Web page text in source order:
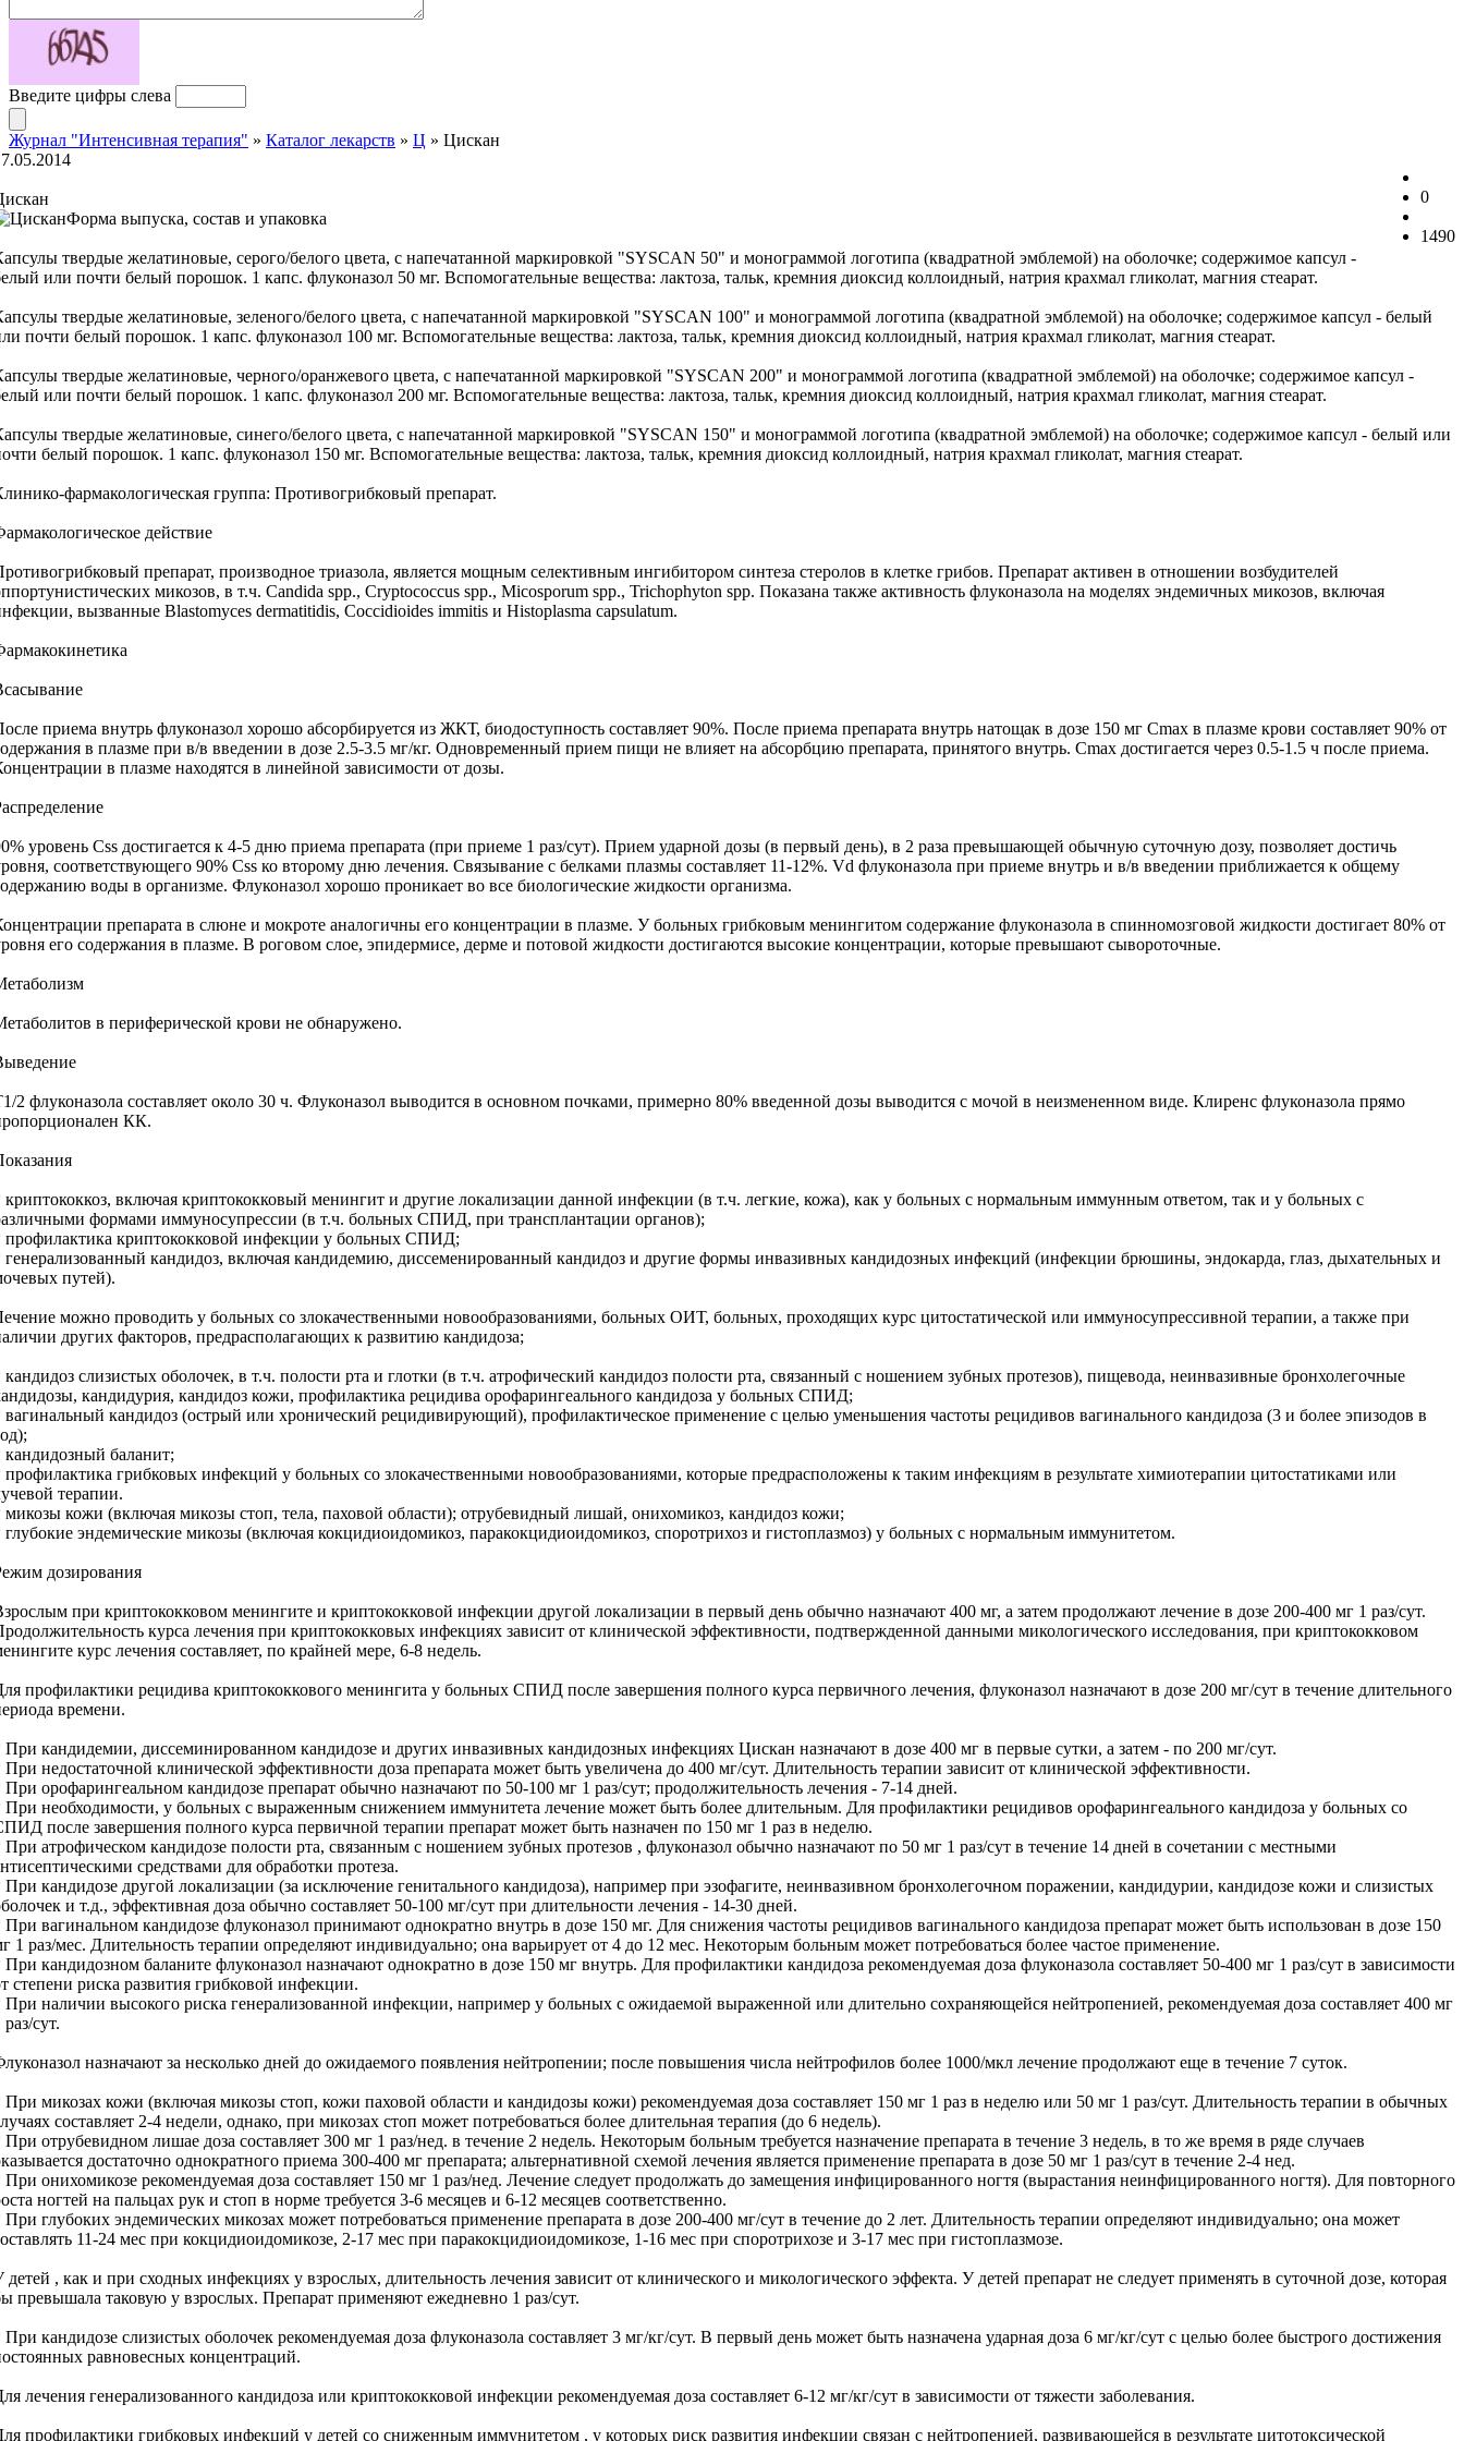
Введите цифры слева
Журнал "Интенсивная терапия" » Каталог лекарств » Ц » Цискан
0
1490
Форма выпуска, состав и упаковка
твердые желатиновые, серого/белого цвета, с напечатанной маркировкой "SYSCAN 50" и монограммой логотипа (квадратной эмблемой) на оболочке; содержимое капсул -
или почти белый порошок. 1 капс. флуконазол 50 мг. Вспомогательные вещества: лактоза, тальк, кремния диоксид коллоидный, натрия крахмал гликолат, магния стеарат.
твердые желатиновые, зеленого/белого цвета, с напечатанной маркировкой "SYSCAN 100" и монограммой логотипа (квадратной эмблемой) на оболочке; содержимое капсул - белый
почти белый порошок. 1 капс. флуконазол 100 мг. Вспомогательные вещества: лактоза, тальк, кремния диоксид коллоидный, натрия крахмал гликолат, магния стеарат.
твердые желатиновые, черного/оранжевого цвета, с напечатанной маркировкой "SYSCAN 200" и монограммой логотипа (квадратной эмблемой) на оболочке; содержимое капсул -
или почти белый порошок. 1 капс. флуконазол 200 мг. Вспомогательные вещества: лактоза, тальк, кремния диоксид коллоидный, натрия крахмал гликолат, магния стеарат.
твердые желатиновые, синего/белого цвета, с напечатанной маркировкой "SYSCAN 150" и монограммой логотипа (квадратной эмблемой) на оболочке; содержимое капсул - белый или
белый порошок. 1 капс. флуконазол 150 мг. Вспомогательные вещества: лактоза, тальк, кремния диоксид коллоидный, натрия крахмал гликолат, магния стеарат.
фармакологическая группа: Противогрибковый препарат.
действие
препарат, производное триазола, является мощным селективным ингибитором синтеза стеролов в клетке грибов. Препарат активен в отношении возбудителей
микозов, в т.ч. Candida spp., Cryptococcus spp., Micosporum spp., Trichophyton spp. Показана также активность флуконазола на моделях эндемичных микозов, включая
вызванные Blastomyces dermatitidis, Coccidioides immitis и Histoplasma capsulatum.
приема внутрь флуконазол хорошо абсорбируется из ЖКТ, биодоступность составляет 90%. После приема препарата внутрь натощак в дозе 150 мг Cmax в плазме крови составляет 90% от
в плазме при в/в введении в дозе 2.5-3.5 мг/кг. Одновременный прием пищи не влияет на абсорбцию препарата, принятого внутрь. Cmax достигается через 0.5-1.5 ч после приема.
в плазме находятся в линейной зависимости от дозы.
уровень Css достигается к 4-5 дню приема препарата (при приеме 1 раз/сут). Прием ударной дозы (в первый день), в 2 раза превышающей обычную суточную дозу, позволяет достичь
соответствующего 90% Css ко второму дню лечения. Связывание с белками плазмы составляет 11-12%. Vd флуконазола при приеме внутрь и в/в введении приближается к общему
воды в организме. Флуконазол хорошо проникает во все биологические жидкости организма.
препарата в слюне и мокроте аналогичны его концентрации в плазме. У больных грибковым менингитом содержание флуконазола в спинномозговой жидкости достигает 80% от
его содержания в плазме. В роговом слое, эпидермисе, дерме и потовой жидкости достигаются высокие концентрации, которые превышают сывороточные.
в периферической крови не обнаружено.
2 флуконазола составляет около 30 ч. Флуконазол выводится в основном почками, примерно 80% введенной дозы выводится с мочой в неизмененном виде. Клиренс флуконазола прямо
КК.
криптококкоз, включая криптококковый менингит и другие локализации данной инфекции (в т.ч. легкие, кожа), как у больных с нормальным иммунным ответом, так и у больных с
формами иммуносупрессии (в т.ч. больных СПИД, при трансплантации органов);
профилактика криптококковой инфекции у больных СПИД;
генерализованный кандидоз, включая кандидемию, диссеменированный кандидоз и другие формы инвазивных кандидозных инфекций (инфекции брюшины, эндокарда, глаз, дыхательных и
путей).
можно проводить у больных со злокачественными новообразованиями, больных ОИТ, больных, проходящих курс цитостатической или иммуносупрессивной терапии, а также при
других факторов, предрасполагающих к развитию кандидоза;
слизистых оболочек, в т.ч. полости рта и глотки (в т.ч. атрофический кандидоз полости рта, связанный с ношением зубных протезов), пищевода, неинвазивные бронхолегочные
кандидурия, кандидоз кожи, профилактика рецидива орофарингеального кандидоза у больных СПИД;
вагинальный кандидоз (острый или хронический рецидивирующий), профилактическое применение с целью уменьшения частоты рецидивов вагинального кандидоза (3 и более эпизодов в
кандидозный баланит;
профилактика грибковых инфекций у больных со злокачественными новообразованиями, которые предрасположены к таким инфекциям в результате химиотерапии цитостатиками или
терапии.
микозы кожи (включая микозы стоп, тела, паховой области); отрубевидный лишай, онихомикоз, кандидоз кожи;
глубокие эндемические микозы (включая кокцидиоидомикоз, паракокцидиоидомикоз, споротрихоз и гистоплазмоз) у больных с нормальным иммунитетом.
дозирования
при криптококковом менингите и криптококковой инфекции другой локализации в первый день обычно назначают 400 мг, а затем продолжают лечение в дозе 200-400 мг 1 раз/сут.
курса лечения при криптококковых инфекциях зависит от клинической эффективности, подтвержденной данными микологического исследования, при криптококковом
курс лечения составляет, по крайней мере, 6-8 недель.
профилактики рецидива криптококкового менингита у больных СПИД после завершения полного курса первичного лечения, флуконазол назначают в дозе 200 мг/сут в течение длительного
времени.
При кандидемии, диссеминированном кандидозе и других инвазивных кандидозных инфекциях Цискан назначают в дозе 400 мг в первые сутки, а затем - по 200 мг/сут.
недостаточной клинической эффективности доза препарата может быть увеличена до 400 мг/сут. Длительность терапии зависит от клинической эффективности.
При орофарингеальном кандидозе препарат обычно назначают по 50-100 мг 1 раз/сут; продолжительность лечения - 7-14 дней.
При необходимости, у больных с выраженным снижением иммунитета лечение может быть более длительным. Для профилактики рецидивов орофарингеального кандидоза у больных со
после завершения полного курса первичной терапии препарат может быть назначен по 150 мг 1 раз в неделю.
При атрофическом кандидозе полости рта, связанным с ношением зубных протезов , флуконазол обычно назначают по 50 мг 1 раз/сут в течение 14 дней в сочетании с местными
средствами для обработки протеза.
При кандидозе другой локализации (за исключение генитального кандидоза), например при эзофагите, неинвазивном бронхолегочном поражении, кандидурии, кандидозе кожи и слизистых
и т.д., эффективная доза обычно составляет 50-100 мг/сут при длительности лечения - 14-30 дней.
При вагинальном кандидозе флуконазол принимают однократно внутрь в дозе 150 мг. Для снижения частоты рецидивов вагинального кандидоза препарат может быть использован в дозе 150
1 раз/мес. Длительность терапии определяют индивидуально; она варьирует от 4 до 12 мес. Некоторым больным может потребоваться более частое применение.
кандидозном баланите флуконазол назначают однократно в дозе 150 мг внутрь. Для профилактики кандидоза рекомендуемая доза флуконазола составляет 50-400 мг 1 раз/сут в зависимости
степени риска развития грибковой инфекции.
При наличии высокого риска генерализованной инфекции, например у больных с ожидаемой выраженной или длительно сохраняющейся нейтропенией, рекомендуемая доза составляет 400 мг
раз/сут.
назначают за несколько дней до ожидаемого появления нейтропении; после повышения числа нейтрофилов более 1000/мкл лечение продолжают еще в течение 7 суток.
При микозах кожи (включая микозы стоп, кожи паховой области и кандидозы кожи) рекомендуемая доза составляет 150 мг 1 раз в неделю или 50 мг 1 раз/сут. Длительность терапии в обычных
составляет 2-4 недели, однако, при микозах стоп может потребоваться более длительная терапия (до 6 недель).
отрубевидном лишае доза составляет 300 мг 1 раз/нед. в течение 2 недель. Некоторым больным требуется назначение препарата в течение 3 недель, в то же время в ряде случаев
достаточно однократного приема 300-400 мг препарата; альтернативной схемой лечения является применение препарата в дозе 50 мг 1 раз/сут в течение 2-4 нед.
При онихомикозе рекомендуемая доза составляет 150 мг 1 раз/нед. Лечение следует продолжать до замещения инфицированного ногтя (вырастания неинфицированного ногтя). Для повторного
ногтей на пальцах рук и стоп в норме требуется 3-6 месяцев и 6-12 месяцев соответственно.
глубоких эндемических микозах может потребоваться применение препарата в дозе 200-400 мг/сут в течение до 2 лет. Длительность терапии определяют индивидуально; она может
11-24 мес при кокцидиоидомикозе, 2-17 мес при паракокцидиоидомикозе, 1-16 мес при споротрихозе и 3-17 мес при гистоплазмозе.
детей , как и при сходных инфекциях у взрослых, длительность лечения зависит от клинического и микологического эффекта. У детей препарат не следует применять в суточной дозе, которая
превышала таковую у взрослых. Препарат применяют ежедневно 1 раз/сут.
кандидозе слизистых оболочек рекомендуемая доза флуконазола составляет 3 мг/кг/сут. В первый день может быть назначена ударная доза 6 мг/кг/сут с целью более быстрого достижения
равновесных концентраций.
лечения генерализованного кандидоза или криптококковой инфекции рекомендуемая доза составляет 6-12 мг/кг/сут в зависимости от тяжести заболевания.
профилактики грибковых инфекций у детей со сниженным иммунитетом , у которых риск развития инфекции связан с нейтропенией, развивающейся в результате цитотоксической